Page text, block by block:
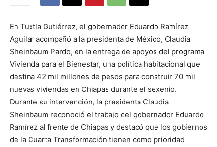
En Tuxtla Gutiérrez, el gobernador Eduardo Ramírez
Aguilar acompañó a la presidenta de México, Claudia
Sheinbaum Pardo, en la entrega de apoyos del programa
Vivienda para el Bienestar, una política habitacional que
destina 42 mil millones de pesos para construir 70 mil
nuevas viviendas en Chiapas durante el sexenio.
Durante su intervención, la presidenta Claudia
Sheinbaum reconoció el trabajo del gobernador Eduardo
Ramírez al frente de Chiapas y destacó que los gobiernos
de la Cuarta Transformación tienen como prioridad